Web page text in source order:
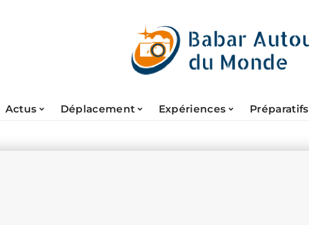
Actus Déplacement Expériences Préparatifs